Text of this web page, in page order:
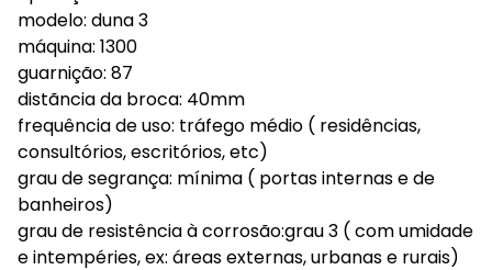
modelo: duna 3
máquina: 1300
guarnição: 87
distãncia da broca: 40mm
frequência de uso: tráfego médio ( residências,
consultórios, escritórios, etc)
grau de segrança: mínima ( portas internas e de
banheiros)
grau de resistência à corrosão:grau 3 ( com umidade
e intempéries, ex: áreas externas, urbanas e rurais)